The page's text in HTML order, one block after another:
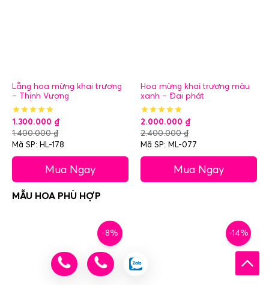
Lẵng hoa mừng khai trương
– Thịnh Vượng
1.300.000 ₫
1.400.000₫
Mã SP: HL-178
Mua Ngay
Hoa mừng khai trương màu
xanh – Đại phát
2.000.000 ₫
2.400.000₫
Mã SP: ML-077
Mua Ngay
-8% -14%